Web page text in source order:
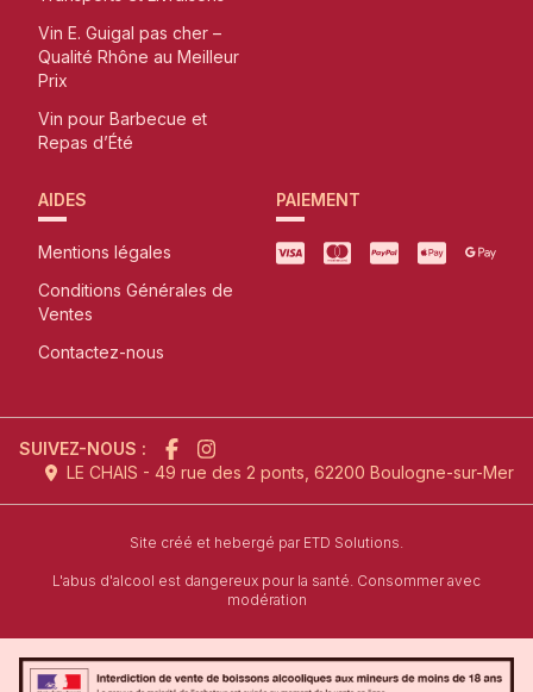
Vin E. Guigal pas cher –
Qualité Rhône au Meilleur
Prix
Vin pour Barbecue et
Repas d’Été
AIDES
Mentions légales
Conditions Générales de
Ventes
Contactez-nous
PAIEMENT
SUIVEZ-NOUS :
LE CHAIS - 49 rue des 2 ponts, 62200 Boulogne-sur-Mer
Site créé et hebergé parl'agence de création de site
ETD Solutions.
L'abus d'alcool est dangereux pour la santé. Consommer avec
modération